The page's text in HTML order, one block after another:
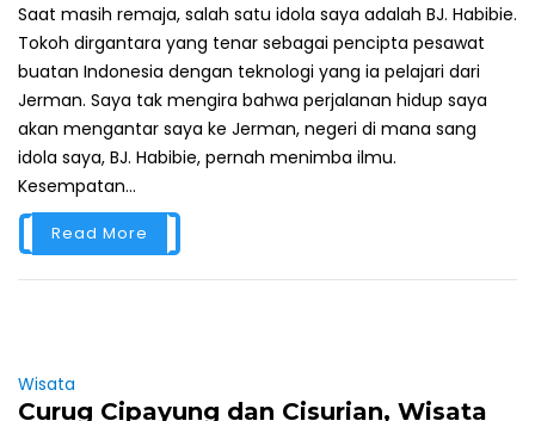
Saat masih remaja, salah satu idola saya adalah BJ. Habibie.
Tokoh dirgantara yang tenar sebagai pencipta pesawat
buatan Indonesia dengan teknologi yang ia pelajari dari
Jerman. Saya tak mengira bahwa perjalanan hidup saya
akan mengantar saya ke Jerman, negeri di mana sang
idola saya, BJ. Habibie, pernah menimba ilmu.
Kesempatan...
Read More
Wisata
Curug Cipayung dan Cisurian, Wisata